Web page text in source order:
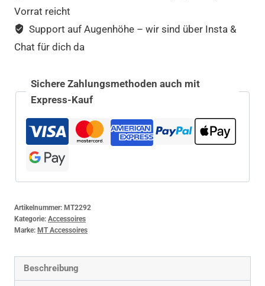
Vorrat reicht
Support auf Augenhöhe – wir sind über Insta &
Chat für dich da
Sichere Zahlungsmethoden auch mit
Express-Kauf
Artikelnummer: MT2292
Kategorie: Accessoires
Marke: MT Accessoires
Beschreibung